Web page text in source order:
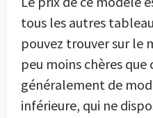
tous les autres
pouvez trouver sur le
peu moins chères que
généralement de
inférieure, qui ne